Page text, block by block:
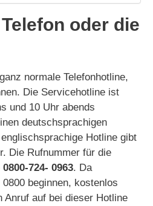
oder die
normale Telefonhotline,
Die Servicehotline ist
und 10 Uhr abends
deutschsprachigen
Hotline gibt
Die Rufnummer für die
0800-724- 0963. Da
beginnen, kostenlos
Anruf auf bei dieser Hotline